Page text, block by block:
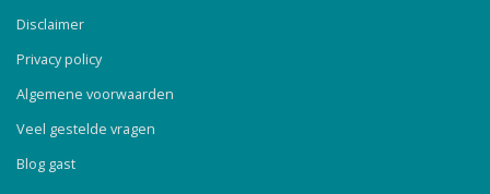
Disclaimer
Privacy policy
Algemene voorwaarden
Veel gestelde vragen
Blog gast